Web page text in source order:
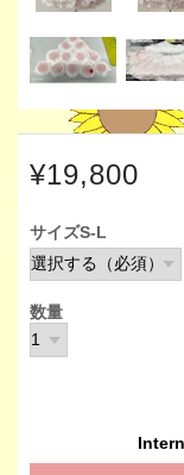
¥19,800
サイズS-L
数量